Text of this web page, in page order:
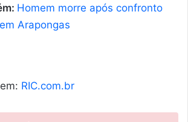
Homem morre após confronto
Arapongas
RIC.com.br